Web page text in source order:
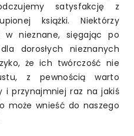
satysfakcję z
książki. Niektórzy
w nieznane, sięgając po
dorosłych nieznanych
że ich twórczość nie
z pewnością warto
i przynajmniej raz na jakiś
może wnieść do naszego